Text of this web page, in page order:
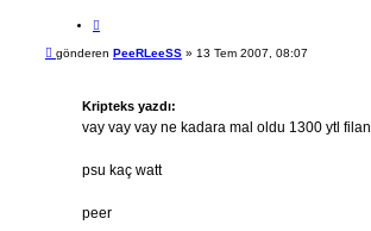
ı
ı
Mgönderen PeeRLeeSS » 13 Tem 2007, 08:07
Kripteks yazdı:
vay vay vay ne kadara mal oldu 1300 ytl filan
psu kaç watt
peer